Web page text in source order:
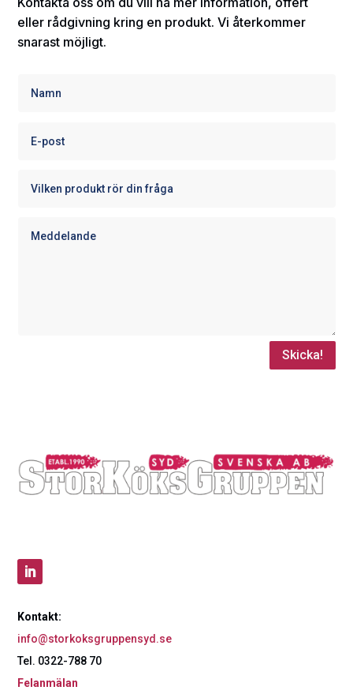
eller rådgivning kring en produkt. Vi återkommer
snarast möjligt.
Skicka!
Kontakt:
info@storkoksgruppensyd.se
Tel. 0322-788 70
Felanmälan